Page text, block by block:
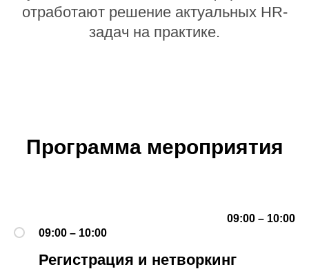
отработают решение актуальных HR-
задач на практике.
Программа мероприятия
09:00 – 10:00
09:00 – 10:00
Регистрация и нетворкинг